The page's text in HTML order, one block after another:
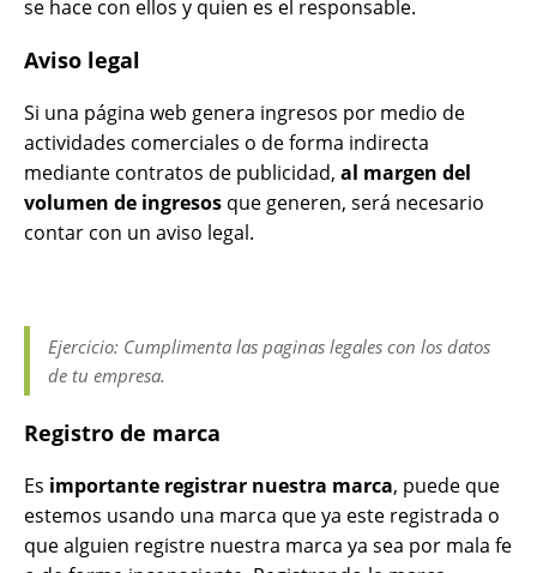
se hace con ellos y quien es el responsable.
Aviso legal
Si una página web genera ingresos por medio de
actividades comerciales o de forma indirecta
mediante contratos de publicidad, al margen del
volumen de ingresos que generen, será necesario
contar con un aviso legal.
Ejercicio: Cumplimenta las paginas legales con los datos
de tu empresa.
Registro de marca
Es importante registrar nuestra marca, puede que
estemos usando una marca que ya este registrada o
que alguien registre nuestra marca ya sea por mala fe